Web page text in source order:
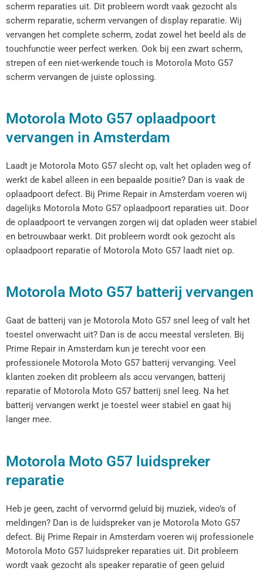
scherm reparaties uit. Dit probleem wordt vaak gezocht als
scherm reparatie, scherm vervangen of display reparatie. Wij
vervangen het complete scherm, zodat zowel het beeld als de
touchfunctie weer perfect werken. Ook bij een zwart scherm,
strepen of een niet-werkende touch is Motorola Moto G57
scherm vervangen de juiste oplossing.
Motorola Moto G57 oplaadpoort
vervangen in Amsterdam
Laadt je Motorola Moto G57 slecht op, valt het opladen weg of
werkt de kabel alleen in een bepaalde positie? Dan is vaak de
oplaadpoort defect. Bij Prime Repair in Amsterdam voeren wij
dagelijks Motorola Moto G57 oplaadpoort reparaties uit. Door
de oplaadpoort te vervangen zorgen wij dat opladen weer stabiel
en betrouwbaar werkt. Dit probleem wordt ook gezocht als
oplaadpoort reparatie of Motorola Moto G57 laadt niet op.
Motorola Moto G57 batterij vervangen
Gaat de batterij van je Motorola Moto G57 snel leeg of valt het
toestel onverwacht uit? Dan is de accu meestal versleten. Bij
Prime Repair in Amsterdam kun je terecht voor een
professionele Motorola Moto G57 batterij vervanging. Veel
klanten zoeken dit probleem als accu vervangen, batterij
reparatie of Motorola Moto G57 batterij snel leeg. Na het
batterij vervangen werkt je toestel weer stabiel en gaat hij
langer mee.
Motorola Moto G57 luidspreker
reparatie
Heb je geen, zacht of vervormd geluid bij muziek, video’s of
meldingen? Dan is de luidspreker van je Motorola Moto G57
defect. Bij Prime Repair in Amsterdam voeren wij professionele
Motorola Moto G57 luidspreker reparaties uit. Dit probleem
wordt vaak gezocht als speaker reparatie of geen geluid